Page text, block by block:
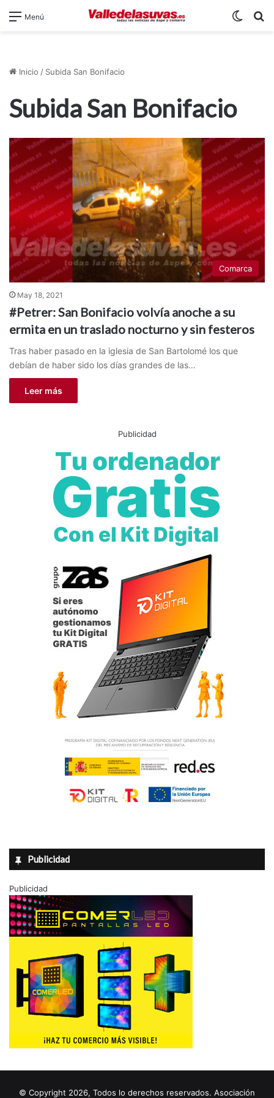
Menú
Inicio / Subida San Bonifacio
Subida San Bonifacio
Comarca
May 18, 2021
#Petrer: San Bonifacio volvía anoche a su
ermita en un traslado nocturno y sin festeros
Tras haber pasado en la iglesia de San Bartolomé los que
debían de haber sido los días grandes de las…
Leer más
Publicidad
Publicidad
Publicidad
© Copyright 2026, Todos lo derechos reservados. Asociación